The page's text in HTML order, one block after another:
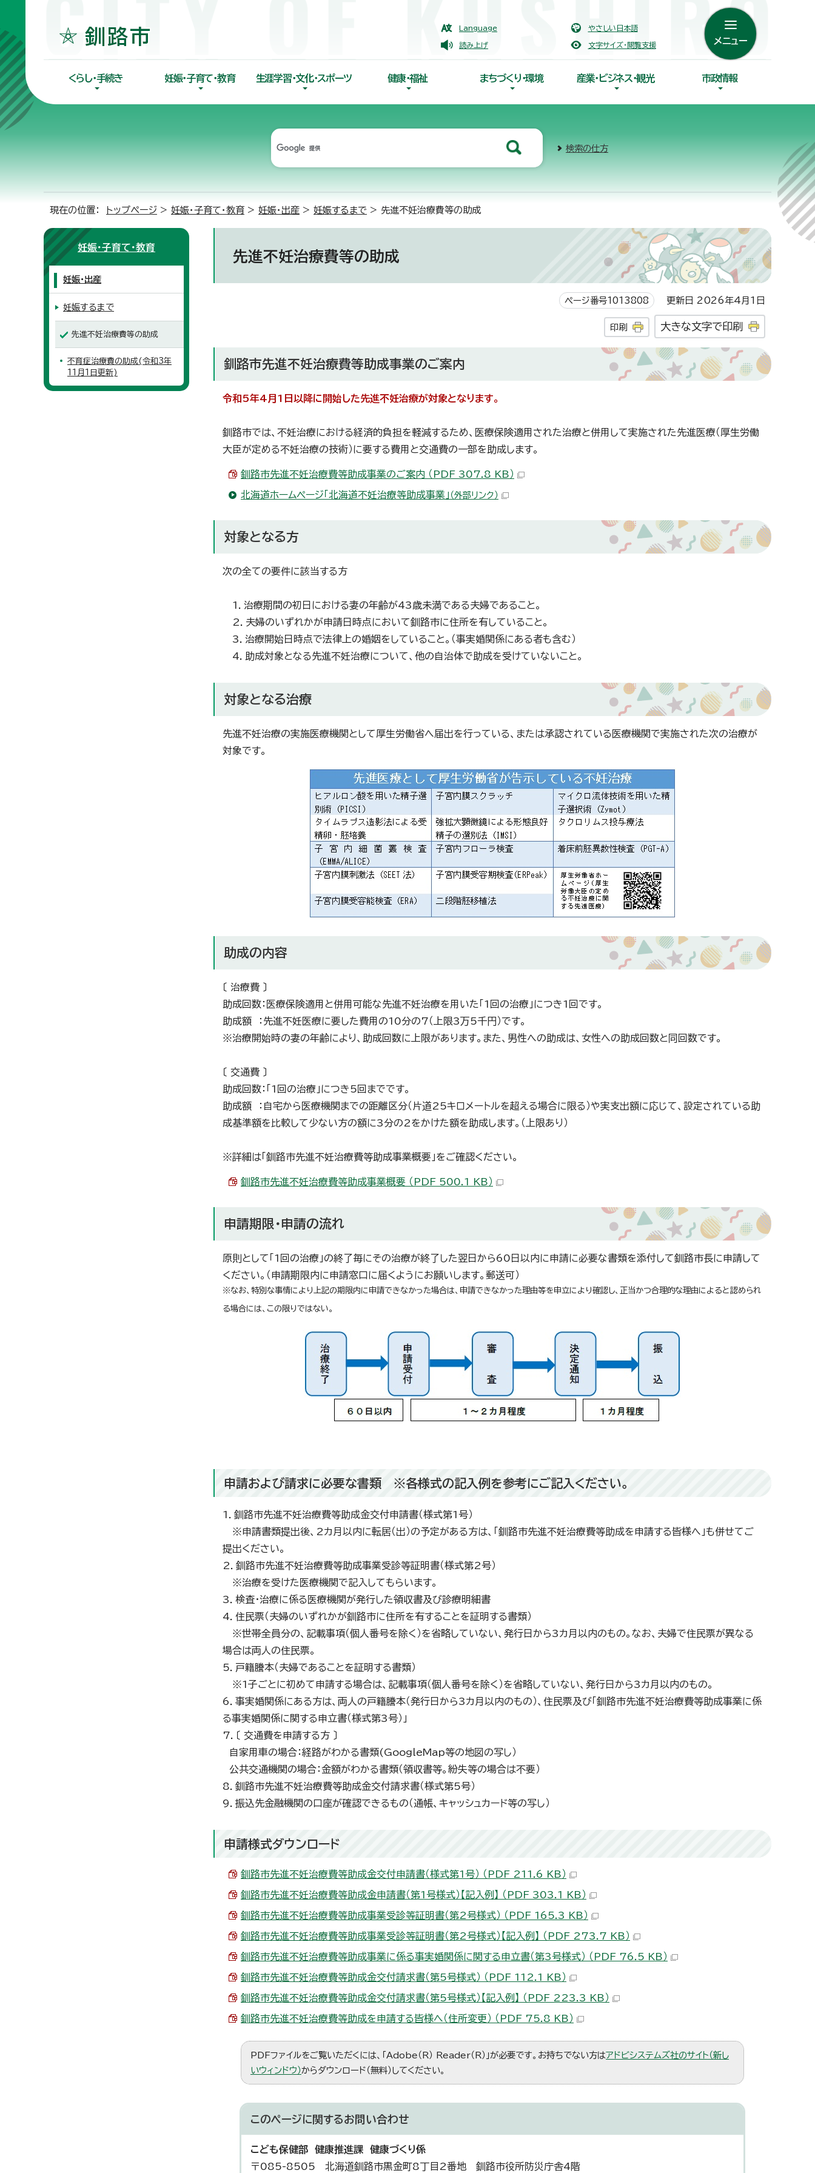
Language やさしい日本語
読み上げ 文字サイズ・閲覧支援 メニュー
くらし・手続き 妊娠・子育て・教育 生涯学習・文化・スポーツ 健康・福祉 まちづくり・環境 産業・ビジネス・観光 市政情報
検索の仕方
現在の位置： トップページ > 妊娠・子育て・教育 > 妊娠・出産 > 妊娠するまで > 先進不妊治療費等の助成
先進不妊治療費等の助成
ページ番号1013808 更新日 2026年4月1日
印刷 大きな文字で印刷
釧路市先進不妊治療費等助成事業のご案内
令和5年4月1日以降に開始した先進不妊治療が対象となります。
釧路市では、不妊治療における経済的負担を軽減するため、医療保険適用された治療と併用して実施された先進医療（厚生労働
大臣が定める不妊治療の技術）に要する費用と交通費の一部を助成します。
釧路市先進不妊治療費等助成事業のご案内 （PDF 307.8 KB）
北海道ホームページ「北海道不妊治療等助成事業」 （外部リンク）
対象となる方
次の全ての要件に該当する方
1．治療期間の初日における妻の年齢が43歳未満である夫婦であること。
2．夫婦のいずれかが申請日時点において釧路市に住所を有していること。
3．治療開始日時点で法律上の婚姻をしていること。（事実婚関係にある者も含む）
4．助成対象となる先進不妊治療について、他の自治体で助成を受けていないこと。
対象となる治療
先進不妊治療の実施医療機関として厚生労働省へ届出を行っている、または承認されている医療機関で実施された次の治療が
対象です。
助成の内容
〔 治療費 〕
助成回数：医療保険適用と併用可能な先進不妊治療を用いた「1回の治療」につき1回です。
助成額 ：先進不妊医療に要した費用の10分の7（上限3万5千円）です。
※治療開始時の妻の年齢により、助成回数に上限があります。また、男性への助成は、女性への助成回数と同回数です。
〔 交通費 〕
助成回数：「1回の治療」につき5回までです。
助成額 ：自宅から医療機関までの距離区分（片道25キロメートルを超える場合に限る）や実支出額に応じて、設定されている助
成基準額を比較して少ない方の額に3分の2をかけた額を助成します。（上限あり）
※詳細は「釧路市先進不妊治療費等助成事業概要」をご確認ください。
釧路市先進不妊治療費等助成事業概要 （PDF 500.1 KB）
申請期限・申請の流れ
原則として「1回の治療」の終了毎にその治療が終了した翌日から60日以内に申請に必要な書類を添付して釧路市長に申請して
ください。（申請期限内に申請窓口に届くようにお願いします。郵送可）
※なお、特別な事情により上記の期限内に申請できなかった場合は、申請できなかった理由等を申立により確認し、正当かつ合理的な理由によると認められ
る場合には、この限りではない。
申請および請求に必要な書類 ※各様式の記入例を参考にご記入ください。
1．釧路市先進不妊治療費等助成金交付申請書（様式第1号）
※申請書類提出後、2カ月以内に転居（出）の予定がある方は、「釧路市先進不妊治療費等助成を申請する皆様へ」も併せてご
提出ください。
2．釧路市先進不妊治療費等助成事業受診等証明書（様式第2号）
※治療を受けた医療機関で記入してもらいます。
3．検査・治療に係る医療機関が発行した領収書及び診療明細書
4．住民票（夫婦のいずれかが釧路市に住所を有することを証明する書類）
※世帯全員分の、記載事項（個人番号を除く）を省略していない、発行日から3カ月以内のもの。なお、夫婦で住民票が異なる
場合は両人の住民票。
5．戸籍謄本（夫婦であることを証明する書類）
※1子ごとに初めて申請する場合は、記載事項（個人番号を除く）を省略していない、発行日から3カ月以内のもの。
6．事実婚関係にある方は、両人の戸籍謄本（発行日から3カ月以内のもの）、住民票及び「釧路市先進不妊治療費等助成事業に係
る事実婚関係に関する申立書（様式第3号）」
7．〔 交通費を申請する方 〕
自家用車の場合：経路がわかる書類(GoogleMap等の地図の写し）
公共交通機関の場合：金額がわかる書類（領収書等。紛失等の場合は不要）
8．釧路市先進不妊治療費等助成金交付請求書（様式第5号）
9．振込先金融機関の口座が確認できるもの（通帳、キャッシュカード等の写し）
申請様式ダウンロード
釧路市先進不妊治療費等助成金交付申請書（様式第1号） （PDF 211.6 KB）
釧路市先進不妊治療費等助成金申請書（第1号様式）【記入例】 （PDF 303.1 KB）
釧路市先進不妊治療費等助成事業受診等証明書（第2号様式） （PDF 165.3 KB）
釧路市先進不妊治療費等助成事業受診等証明書（第2号様式）【記入例】 （PDF 273.7 KB）
釧路市先進不妊治療費等助成事業に係る事実婚関係に関する申立書（第3号様式） （PDF 76.5 KB）
釧路市先進不妊治療費等助成金交付請求書（第5号様式） （PDF 112.1 KB）
釧路市先進不妊治療費等助成金交付請求書（第5号様式）【記入例】 （PDF 223.3 KB）
釧路市先進不妊治療費等助成を申請する皆様へ（住所変更） （PDF 75.8 KB）
PDFファイルをご覧いただくには、「Adobe（R） Reader（R）」が必要です。お持ちでない方はアドビシステムズ社のサイト（新し
いウィンドウ）からダウンロード（無料）してください。
このページに関するお問い合わせ
こども保健部 健康推進課 健康づくり係
〒085-8505 北海道釧路市黒金町8丁目2番地 釧路市役所防災庁舎4階
妊娠・子育て・教育
妊娠・出産
妊娠するまで
先進不妊治療費等の助成
不育症治療費の助成(令和3年
11月1日更新)